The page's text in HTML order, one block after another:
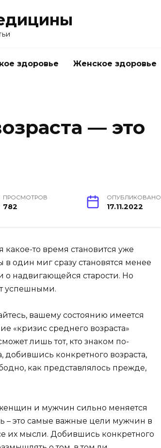
здоровье Женское здоровье
— это
ПРОСМОТРОВ
782
ОПУБЛИКОВАНО
17.11.2022
какое-то время становится уже
один миг сразу становятся менее
о надвигающейся старости. Но
успешными.
вашему состоянию имеется
«кризис среднего возраста»
лишь тот, кто знаком по-
конкретного возраста,
как представлялось прежде,
и мужчин сильно меняется
– это самые важные цели мужчин в
их мысли. Добившись конкретного